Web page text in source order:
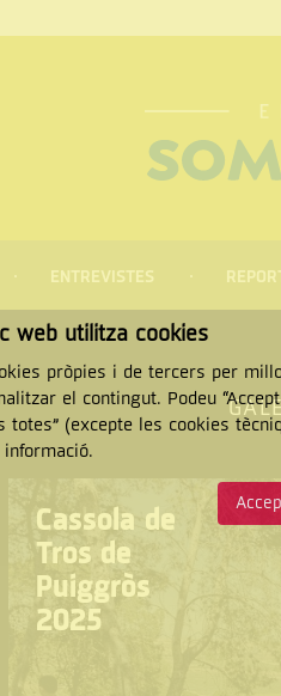
ENTREVISTES
Cassola de
Tros de
Puiggròs
2025
web utilitza cookies
pròpies i de tercers per
el contingut. Podeu
totes” (excepte les cookies